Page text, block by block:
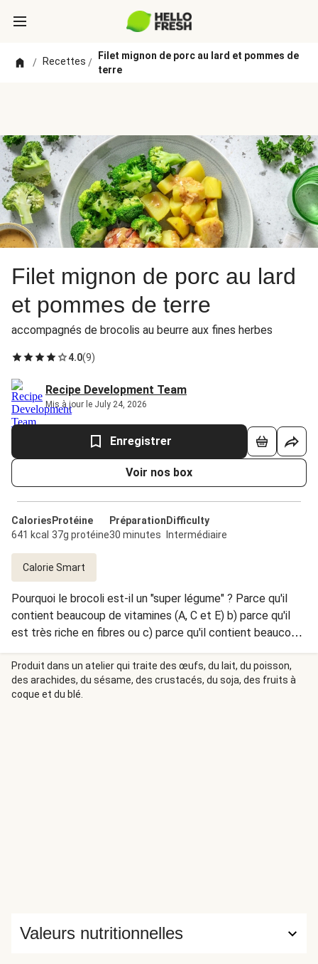
/ Recettes /
Filet mignon de porc au lard et pommes de
terre
Filet mignon de porc au lard
et pommes de terre
accompagnés de brocolis au beurre aux fines herbes
4.0(9)
Recipe Development Team
Mis à jour le July 24, 2026
Enregistrer
Voir nos box
Calories
641 kcal
Protéine
37g protéine
Préparation
30 minutes
Difficulty
Intermédiaire
Calorie Smart
Pourquoi le brocoli est-il un "super légume" ? Parce qu'il
contient beaucoup de vitamines (A, C et E) b) parce qu'il
est très riche en fibres ou c) parce qu'il contient beaucoup
de fer ? Réponse sur la fiche recette !
Produit dans un atelier qui traite des œufs, du lait, du poisson,
des arachides, du sésame, des crustacés, du soja, des fruits à
coque et du blé.
Valeurs nutritionnelles